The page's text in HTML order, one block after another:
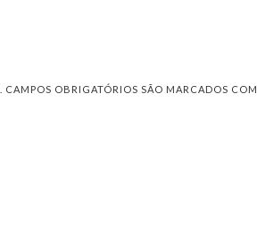
CAMPOS OBRIGATÓRIOS SÃO MARCADOS COM